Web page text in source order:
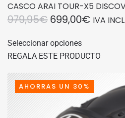
CASCO ARAI TOUR-X5
979,95€ EL
ORIGINAL
979,95€.
699,00€EL
699,00€.
IVA
Seleccionar opcionesproducto
tiene
variantes.
Las
opciones
REGALA ESTE PRODUCTO
AHORRAS UN 30%